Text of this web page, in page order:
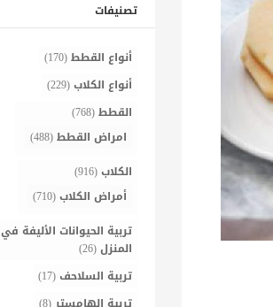
تصنيفات
أنواع القطط(170)
أنواع الكلاب(229)
القطط(768)
امراض القطط(488)
الكلاب(916)
أمراض الكلاب(710)
تربية الحيوانات الأليفة في
المنزل(26)
تربية السلاحف(17)